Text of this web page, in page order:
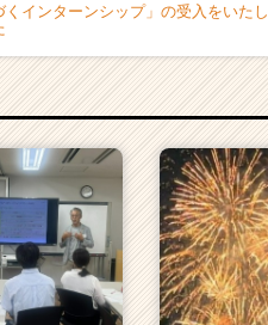
くインターンシップ」の受入をいたし